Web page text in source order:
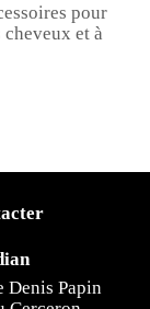
pour
et à
Denis Papin